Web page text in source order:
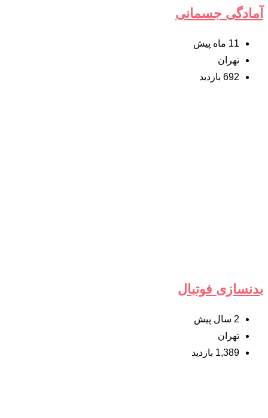
آمادگی جسمانی
11 ماه پیش
تهران
692 بازدید
بدنسازی فوتبال
2 سال پیش
تهران
1,389 بازدید